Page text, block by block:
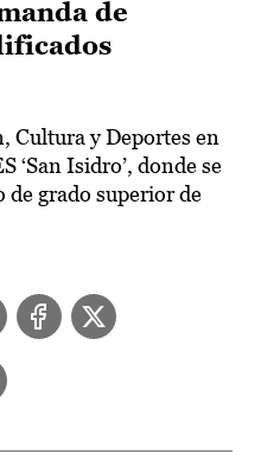
de
Cultura y Deportes en
‘San Isidro’, donde se
de grado superior de